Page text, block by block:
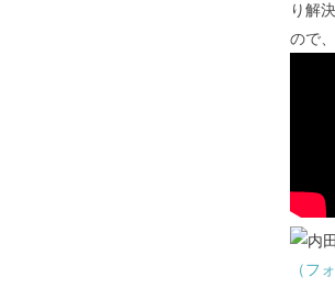
り解
ので
（フ